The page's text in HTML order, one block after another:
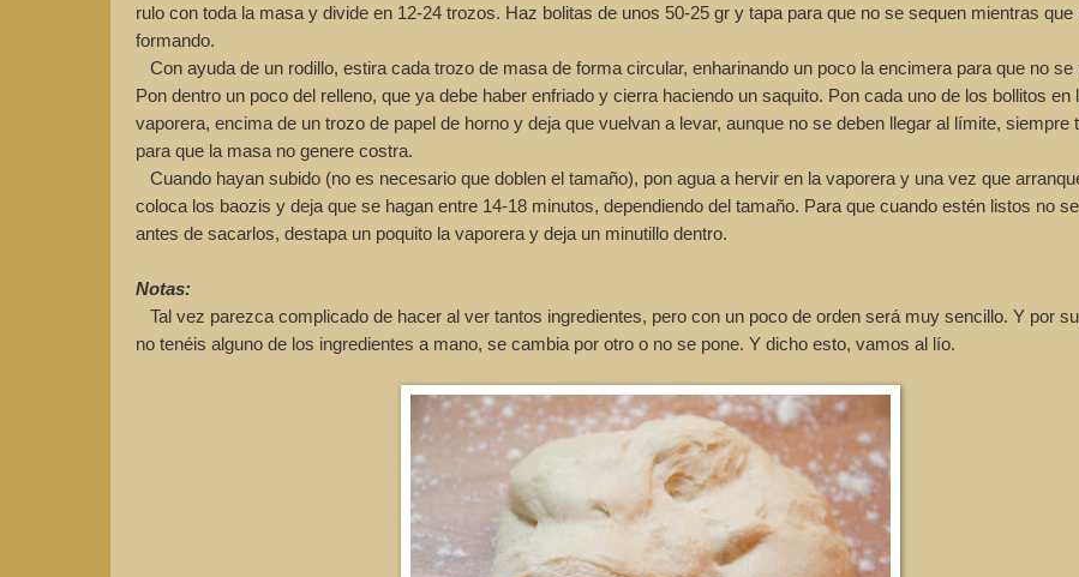
rulo con toda la masa y divide en 12-24 trozos. Haz bolitas de unos 50-25 gr y tapa para que no se sequen mientras que
formando.
Con ayuda de un rodillo, estira cada trozo de masa de forma circular, enharinando un poco la encimera para que no se
Pon dentro un poco del relleno, que ya debe haber enfriado y cierra haciendo un saquito. Pon cada uno de los bollitos en
vaporera, encima de un trozo de papel de horno y deja que vuelvan a levar, aunque no se deben llegar al límite, siempre
para que la masa no genere costra.
Cuando hayan subido (no es necesario que doblen el tamaño), pon agua a hervir en la vaporera y una vez que
coloca los baozis y deja que se hagan entre 14-18 minutos, dependiendo del tamaño. Para que cuando estén listos no
antes de sacarlos, destapa un poquito la vaporera y deja un minutillo dentro.
Notas:
Tal vez parezca complicado de hacer al ver tantos ingredientes, pero con un poco de orden será muy sencillo. Y por
no tenéis alguno de los ingredientes a mano, se cambia por otro o no se pone. Y dicho esto, vamos al lío.